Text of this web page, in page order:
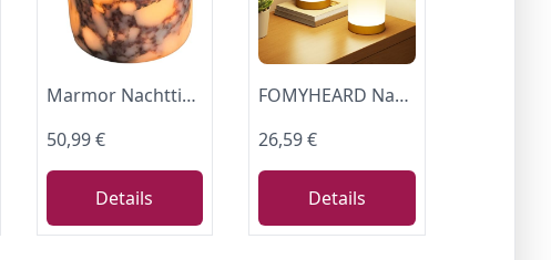
Marmor Nachttischlampe Dimmbar, Wiederaufladbare LED Tischleuchte,Steinlampe Rechargeable Lamp,Ambiente Lampe
50,99 €
Details
FOMYHEARD Nachttischlampe Touch Dimmbar 2er Set Nachtlicht für Kinder Baby
26,59 €
Details